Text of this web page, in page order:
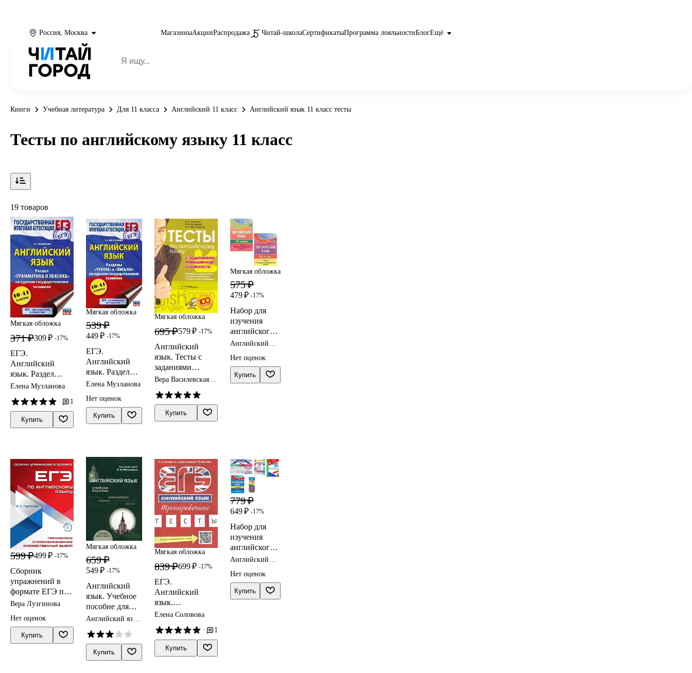
Россия, Москва МагазиныАкцииРаспродажа Читай-школаСертификатыПрограмма лояльностиБлогЕщё
Книги Учебная литература Для 11 класса Английский 11 класс Английский язык 11 класс тесты
Тесты по английскому языку 11 класс
19 товаров
Мягкая обложка
371 ₽309 ₽ -17%
ЕГЭ.
Английский
язык. Раздел
«Грамматика и
едином
государственном
экзамене
Елена Музланова
·
1
Купить
Мягкая обложка
539 ₽
449 ₽ -17%
ЕГЭ.
Английский
язык. Разделы
«Чтение» и
едином
государственно
м экзамене
Елена Музланова
Нет оценок
Купить
Мягкая обложка
695 ₽579 ₽ -17%
Английский
язык. Тесты с
заданиями
повышенной
Пособие для
подготовки к
централизованно
Вера Василевская,
Кулешова, Наталья
Нижнева
Купить
Мягкая обложка
575 ₽
479 ₽ -17%
Набор для
изучения
английского
языка
школа"
(Комплект из
2-х книг)
Английский
тесты
Нет оценок
Купить
599 ₽499 ₽ -17%
Сборник
упражнений в
формате ЕГЭ по
английскому
пособие
Вера Лузгинова
Нет оценок
Купить
Мягкая обложка
659 ₽
549 ₽ -17%
Английский
язык. Учебное
пособие для
абитуриентов
Английский язык
Купить
Мягкая обложка
839 ₽699 ₽ -17%
ЕГЭ.
Английский
язык.
Тренировочные
Аудиоприложени
е
Елена Соловова
·
1
Купить
779 ₽
649 ₽ -17%
Набор для
изучения
английского
языка
школа"
(Комплект из
5-ти книг)
Английский
тесты
Нет оценок
Купить